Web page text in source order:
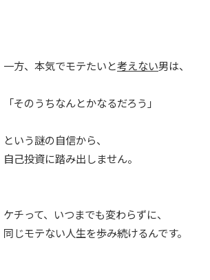
一方、本気でモテたいと考えない男は、
「そのうちなんとかなるだろう」
という謎の自信から、
自己投資に踏み出しません。
ケチって、いつまでも変わらずに、
同じモテない人生を歩み続けるんです。